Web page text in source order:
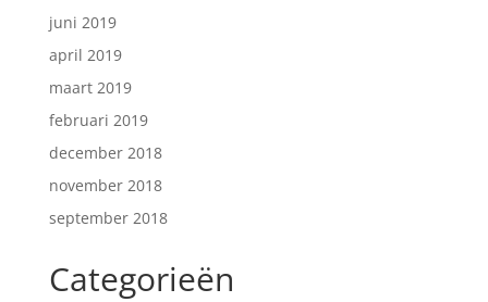
juni 2019
april 2019
maart 2019
februari 2019
december 2018
november 2018
september 2018
Categorieën